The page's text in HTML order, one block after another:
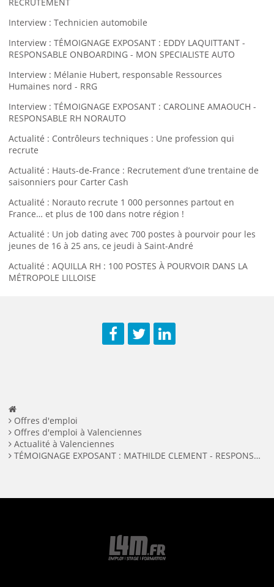
Interview : Technicien automobile
Interview : TÉMOIGNAGE EXPOSANT : EDDY LAQUITTANT -
RESPONSABLE ONBOARDING - MON SPECIALISTE AUTO
Interview : Mélanie Hubert, responsable Ressources
Humaines nord - RRG
Interview : TÉMOIGNAGE EXPOSANT : CAROLINE AMAOUCH -
RESPONSABLE RH NORAUTO
Actualité : Contrôleurs techniques : Une profession qui
recrute
Actualité : Hauts-de-France : Recrutement d’une trentaine de
saisonniers pour Carter Cash
Actualité : Norauto recrute 1 000 personnes partout en
France… et plus de 100 dans notre région !
Actualité : Un job dating avec 700 postes à pourvoir pour les
jeunes de 16 à 25 ans, ce jeudi à Saint-André
Actualité : AQUILLA RH : 100 POSTES À POURVOIR DANS LA
MÉTROPOLE LILLOISE
Offres d'emploi
Offres d'emploi à Valenciennes
Actualité à Valenciennes
TÉMOIGNAGE EXPOSANT : MATHILDE CLEMENT - RESPONSABLE RH